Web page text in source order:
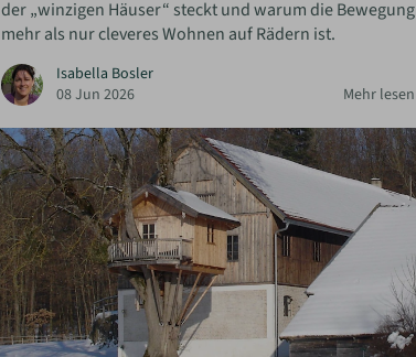
der „winzigen Häuser“ steckt und warum die Bewegung
mehr als nur cleveres Wohnen auf Rädern ist.
Isabella Bosler
08 Jun 2026
Mehr lesen